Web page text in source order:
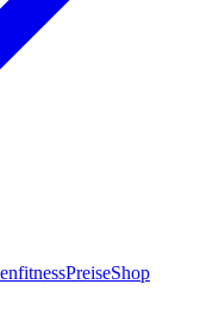
PreiseShop